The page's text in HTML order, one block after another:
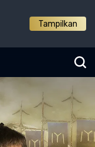
Tampilkan